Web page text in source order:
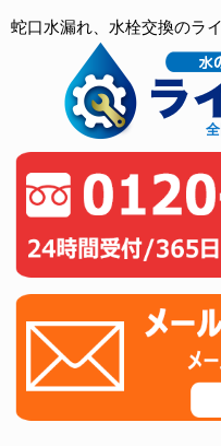
蛇口水漏れ、水栓交換のラ